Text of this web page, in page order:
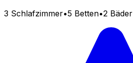
3 Schlafzimmer•5 Betten•2 Bäder